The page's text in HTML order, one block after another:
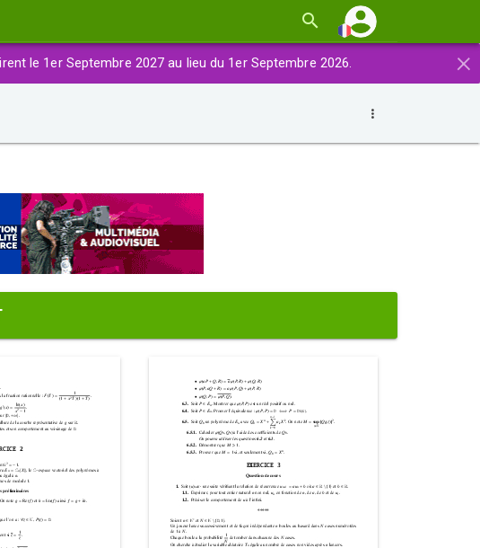
×
le 1er Septembre 2027 au lieu du 1er Septembre 2026.